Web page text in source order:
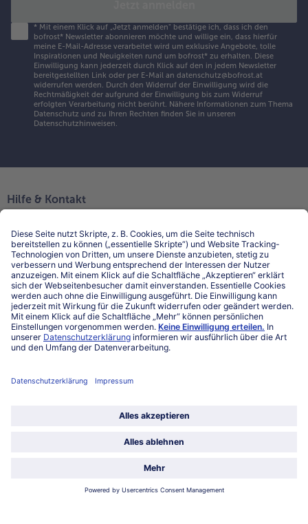
* Mit einem Klick auf „Jetzt anmelden" bestätige ich, dass ich den
bofrost* Newsletter abonnieren möchte und willige ein, dass hierfür
meine E-Mail-Adresse verarbeitet wird um exklusive Angebote, tolle
Inspirationen und Neuigkeiten rund um bofrost* zu erhalten. Diese
Einwilligung kann jederzeit durch Klick auf den in jedem Newsletter
bereitgestellten Link oder per E-Mail an datenschutz@bofrost.at
widerrufen werden. Durch den Widerruf der Einwilligung wird die
Rechtmäßigkeit der aufgrund der Einwilligung bis zum Widerruf
erfolgten Verarbeitung nicht berührt. Nähere Informationen zum Thema
Datenschutz und zu Ihren Rechten finden Sie in unseren
Datenschutzhinweisen.
Hilfe & Kontakt
Kontakt
FAQ
Service
Unternehmen